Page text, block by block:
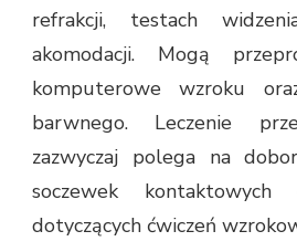
refrakcji, testach
akomodacji. Mogą
komputerowe wzroku
barwnego. Leczenie
zazwyczaj polega na
soczewek kontaktowych
dotyczących ćwiczeń